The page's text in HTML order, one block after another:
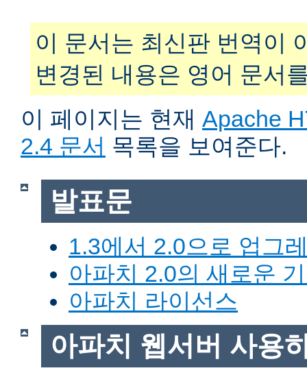
이 문서는 최신판 번역이
변경된 내용은 영어 문서
이 페이지는 현재 Apache
2.4 문서 목록을 보여준다.
발표문
1.3에서 2.0으로 업그
아파치 2.0의 새로운
아파치 라이선스
아파치 웹서버 사용